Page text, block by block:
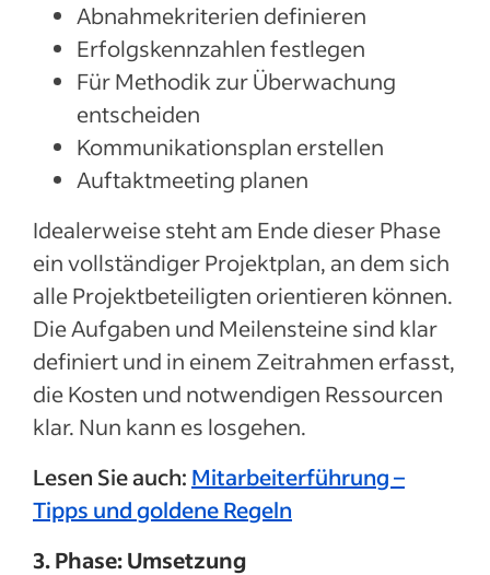
Abnahmekriterien definieren
Erfolgskennzahlen festlegen
Für Methodik zur Überwachung
entscheiden
Kommunikationsplan erstellen
Auftaktmeeting planen
Idealerweise steht am Ende dieser Phase
ein vollständiger Projektplan, an dem sich
alle Projektbeteiligten orientieren können.
Die Aufgaben und Meilensteine sind klar
definiert und in einem Zeitrahmen erfasst,
die Kosten und notwendigen Ressourcen
klar. Nun kann es losgehen.
Lesen Sie auch: Mitarbeiterführung –
Tipps und goldene Regeln
3. Phase: Umsetzung